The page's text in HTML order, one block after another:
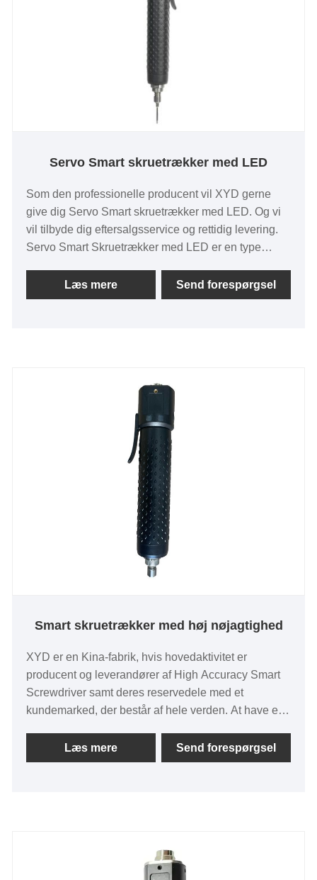
Servo Smart skruetrækker med LED
Som den professionelle producent vil XYD gerne
give dig Servo Smart skruetrækker med LED. Og vi
vil tilbyde dig eftersalgsservice og rettidig levering.
Servo Smart Skruetrækker med LED er en type
funktioner og LED-belysning for at gøre skrue- og
afskruningsopgaver mere effektive og brugervenlige.
Læs mere Send forespørgsel
Smart skruetrækker med høj nøjagtighed
XYD er en Kina-fabrik, hvis hovedaktivitet er
producent og leverandører af High Accuracy Smart
Screwdriver samt deres reservedele med et
kundemarked, der består af hele verden. At have en
tilbyde et hurtigt og personligt svar for at tilfredsstille
ethvert kundebehov, hvilket giver
Læs mere Send forespørgsel